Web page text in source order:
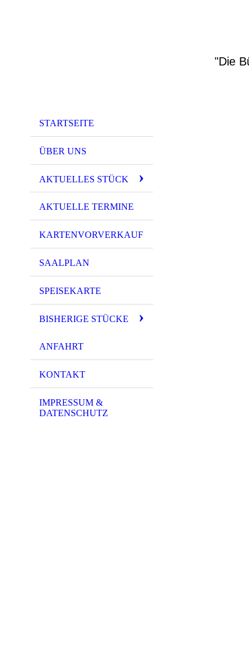
STARTSEITE
ÜBER UNS
AKTUELLES STÜCK
AKTUELLE TERMINE
KARTENVORVERKAUF
SAALPLAN
SPEISEKARTE
BISHERIGE STÜCKE
ANFAHRT
KONTAKT
IMPRESSUM &
DATENSCHUTZ
"Die